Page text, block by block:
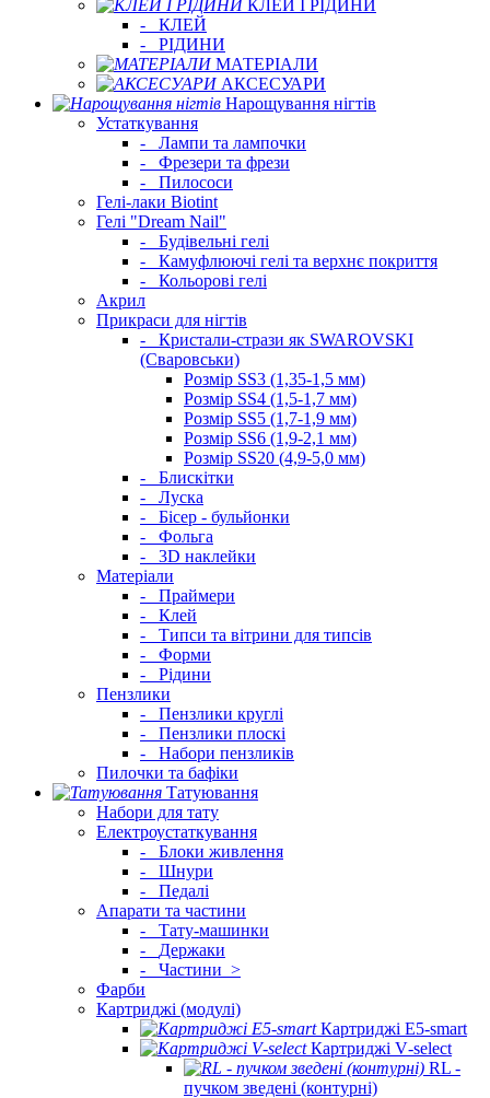
КЛЕЙ І РІДИНИ
-
КЛЕЙ
-
РІДИНИ
МАТЕРІАЛИ
АКСЕСУАРИ
Нарощування нігтів
Устаткування
-
Лампи та лампочки
-
Фрезери та фрези
-
Пилососи
Гелі-лаки Biotint
Гелі "Dream Nail"
-
Будівельні гелі
-
Камуфлюючі гелі та верхнє покриття
-
Кольорові гелі
Акрил
Прикраси для нігтів
-
Кристали-стрази як SWAROVSKI
(Сваровськи)
Розмір SS3 (1,35-1,5 мм)
Розмір SS4 (1,5-1,7 мм)
Розмір SS5 (1,7-1,9 мм)
Розмір SS6 (1,9-2,1 мм)
Розмір SS20 (4,9-5,0 мм)
-
Блискітки
-
Луска
-
Бісер - бульйонки
-
Фольга
-
3D наклейки
Матеріали
-
Праймери
-
Клей
-
Типси та вітрини для типсів
-
Форми
-
Рідини
Пензлики
-
Пензлики круглі
-
Пензлики плоскі
-
Набори пензликів
Пилочки та бафіки
Татуювання
Набори для тату
Електроустаткування
-
Блоки живлення
-
Шнури
-
Педалі
Апарати та частини
-
Тату-машинки
-
Держаки
-
Частини >
Фарби
Картриджі (модулі)
Картриджі E5‑smart
Картриджі V‑select
RL -
пучком зведені (контурні)